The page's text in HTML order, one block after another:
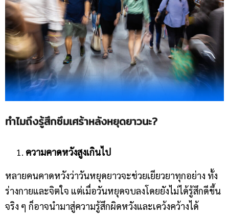
ทำไมถึงรู้สึกซึมเศร้าหลังหยุดยาวนะ?
ความคาดหวังสูงเกินไป
หลายคนคาดหวังว่าวันหยุดยาวจะช่วยเยียวยาทุกอย่าง ทั้ง
ร่างกายและจิตใจ แต่เมื่อวันหยุดจบลงโดยยังไม่ได้รู้สึกดีขึ้น
จริง ๆ ก็อาจนำมาสู่ความรู้สึกผิดหวังและเคว้งคว้างได้